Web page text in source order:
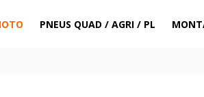
PNEUS QUAD / AGRI / PL